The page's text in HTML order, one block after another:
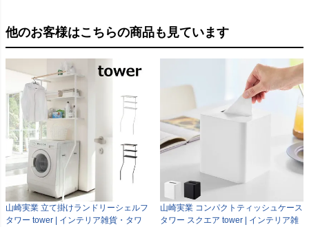
他のお客様はこちらの商品も見ています
山崎実業 立て掛けランドリーシェルフ
タワー tower | インテリア雑貨・タワ
山崎実業 コンパクトティッシュケース
タワー スクエア tower | インテリア雑